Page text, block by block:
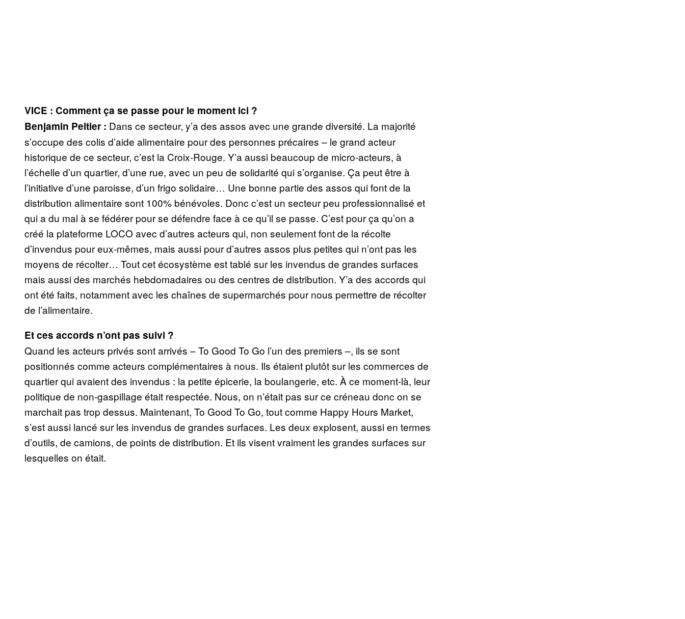
VICE : Comment ça se passe pour le moment ici ?
Benjamin Peltier : Dans ce secteur, y’a des assos avec une grande diversité. La majorité
s’occupe des colis d’aide alimentaire pour des personnes précaires – le grand acteur
historique de ce secteur, c’est la Croix-Rouge. Y’a aussi beaucoup de micro-acteurs, à
l’échelle d’un quartier, d’une rue, avec un peu de solidarité qui s’organise. Ça peut être à
l’initiative d’une paroisse, d’un frigo solidaire… Une bonne partie des assos qui font de la
distribution alimentaire sont 100% bénévoles. Donc c’est un secteur peu professionnalisé et
qui a du mal à se fédérer pour se défendre face à ce qu’il se passe. C’est pour ça qu’on a
créé la plateforme LOCO avec d’autres acteurs qui, non seulement font de la récolte
d’invendus pour eux-mêmes, mais aussi pour d’autres assos plus petites qui n’ont pas les
moyens de récolter… Tout cet écosystème est tablé sur les invendus de grandes surfaces
mais aussi des marchés hebdomadaires ou des centres de distribution. Y’a des accords qui
ont été faits, notamment avec les chaînes de supermarchés pour nous permettre de récolter
de l’alimentaire.
Et ces accords n’ont pas suivi ?
Quand les acteurs privés sont arrivés – To Good To Go l’un des premiers –, ils se sont
positionnés comme acteurs complémentaires à nous. Ils étaient plutôt sur les commerces de
quartier qui avaient des invendus : la petite épicerie, la boulangerie, etc. À ce moment-là, leur
politique de non-gaspillage était respectée. Nous, on n’était pas sur ce créneau donc on se
marchait pas trop dessus. Maintenant, To Good To Go, tout comme Happy Hours Market,
s’est aussi lancé sur les invendus de grandes surfaces. Les deux explosent, aussi en termes
d’outils, de camions, de points de distribution. Et ils visent vraiment les grandes surfaces sur
lesquelles on était.